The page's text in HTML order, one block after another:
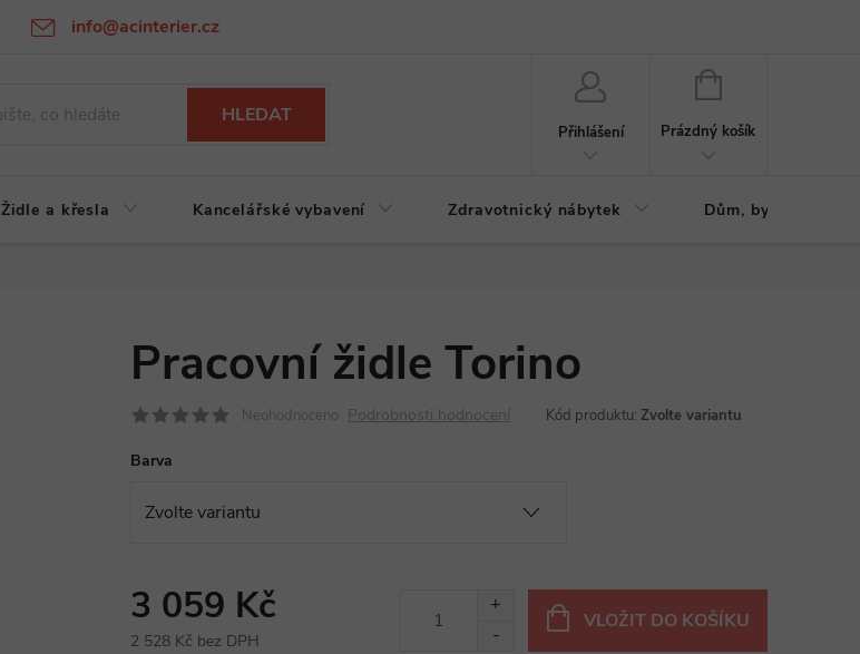
info@acinterier.cz
Ochrana osobních údajů Atypická výroba na zakázku
HLEDAT
Přihlášení
NÁKUPNÍ
Prázdný košík
Židle a křesla Kancelářské vybavení Zdravotnický nábytek Dům, byt, zahrada
Pracovní židle Torino
Neohodnoceno Podrobnosti hodnocení Kód produktu: Zvolte variantu
Barva
3 059 Kč
2 528 Kč bez DPH
VLOŽIT DO KOŠÍKU